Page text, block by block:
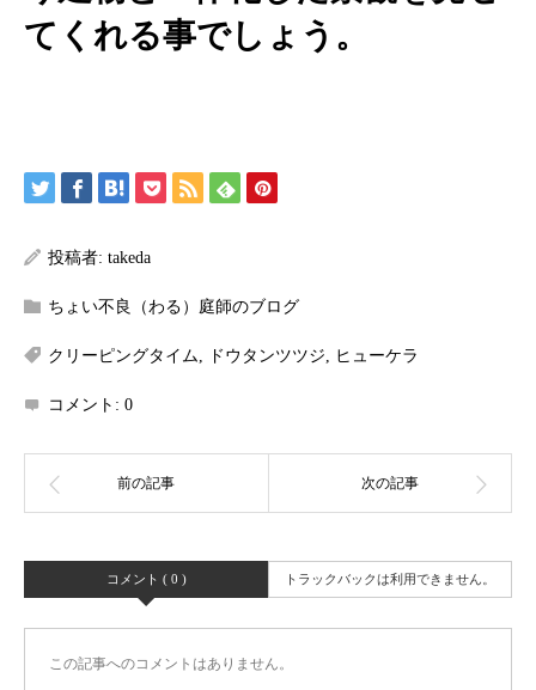
てくれる事でしょう。
投稿者: takeda
ちょい不良（わる）庭師のブログ
クリーピングタイム ドウタンツツジ ヒューケラ
コメント: 0
コメント ( 0 ) トラックバックは利用できません。
この記事へのコメントはありません。